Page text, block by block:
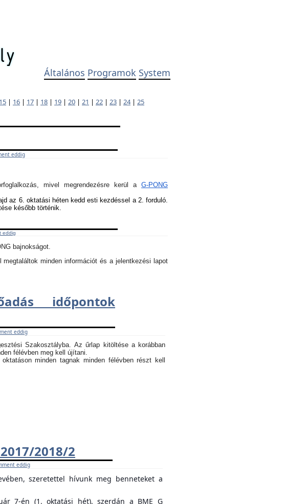
Általános Programok System
15 | 16 | 17 | 18 | 19 | 20 | 21 | 22 | 23 | 24| 25
eddig
mivel megrendezésre kerül a G-PONG
az 6. oktatási héten kedd esti kezdéssel a 2. forduló.
később történik.
eddig
bajnokságot.
megtaláltok minden információt és a jelentkezési lapot
időpontok
eddig
Szakosztályba. Az űrlap kitöltése a korábban
félévben meg kell újítani.
minden tagnak minden félévben részt kell
2018/2
eddig
szeretettel hívunk meg benneteket a
7-én (1. oktatási hét), szerdán a BME G